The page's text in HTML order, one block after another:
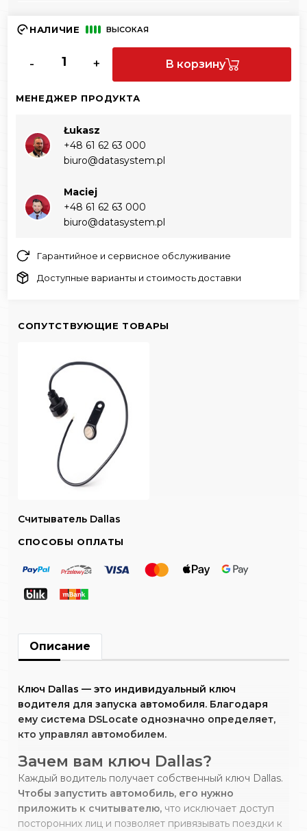
НАЛИЧИЕ ВЫСОКАЯ
- + В корзину
МЕНЕДЖЕР ПРОДУКТА
Łukasz
+48 61 62 63 000‬
biuro@datasystem.pl
Maciej
+48 61 62 63 000‬
biuro@datasystem.pl
Гарантийное и сервисное обслуживание
Доступные варианты и стоимость доставки
СОПУТСТВУЮЩИЕ ТОВАРЫ
Считыватель Dallas
СПОСОБЫ ОПЛАТЫ
Описание
Ключ Dallas — это индивидуальный ключ
водителя для запуска автомобиля. Благодаря
ему система DSLocate однозначно определяет,
кто управлял автомобилем.
Зачем вам ключ Dallas?
Каждый водитель получает собственный ключ Dallas.
Чтобы запустить автомобиль, его нужно
приложить к считывателю, что исключает доступ
посторонних лиц и позволяет привязывать поездки к